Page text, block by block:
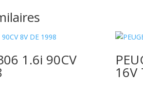
1.6i 90CV
16V